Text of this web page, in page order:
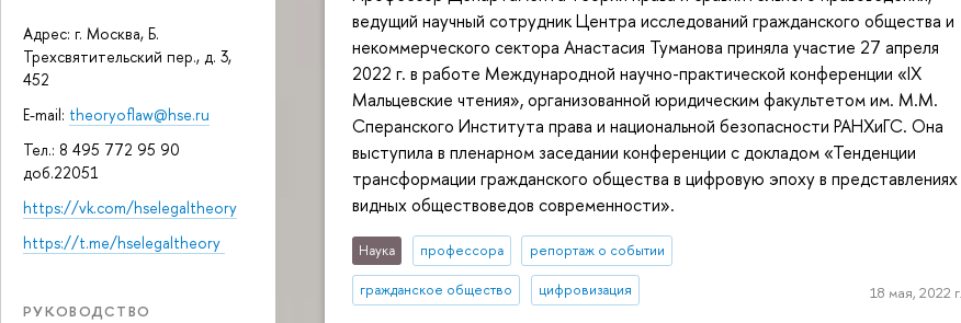
Адрес: г. Москва, Б.
Трехсвятительский пер., д. 3,
452
E-mail: theoryoflaw@hse.ru
Тел.: 8 495 772 95 90
доб.22051
https://vk.com/hselegaltheory
https://t.me/hselegaltheory
РУКОВОДСТВО
ведущий научный сотрудник Центра исследований гражданского общества и
некоммерческого сектора Анастасия Туманова приняла участие 27 апреля
2022 г. в работе Международной научно-практической конференции «IX
Мальцевские чтения», организованной юридическим факультетом им. М.М.
Сперанского Института права и национальной безопасности РАНХиГС. Она
выступила в пленарном заседании конференции с докладом «Тенденции
трансформации гражданского общества в цифровую эпоху в представлениях
видных обществоведов современности».
Наука профессора репортаж о событии
гражданское общество цифровизация 18 мая, 2022 г.